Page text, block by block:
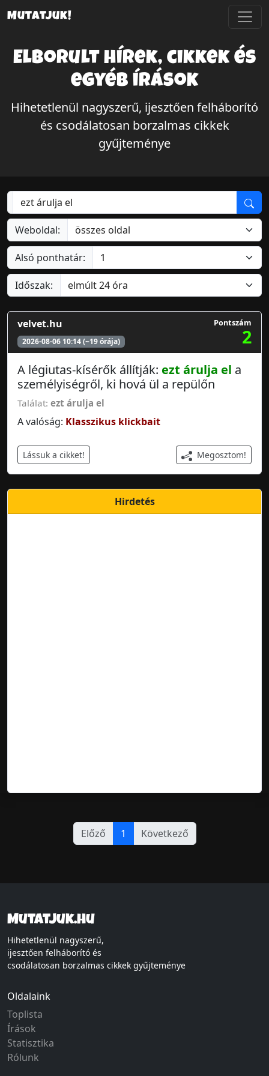
Mutatjuk!
Elborult hírek, cikkek és
egyéb írások
Hihetetlenül nagyszerű, ijesztően felháborító
és csodálatosan borzalmas cikkek
gyűjteménye
Weboldal:
Alsó ponthatár:
Időszak:
velvet.hu
2026-08-06 10:14 (~19 órája)
Pontszám
2
A légiutas-kísérők állítják: ezt árulja el a
személyiségről, ki hová ül a repülőn
Találat: ezt árulja el
A valóság: Klasszikus klickbait
Lássuk a cikket! Megosztom!
Hirdetés
Előző 1 Következő
Mutatjuk.hu
Hihetetlenül nagyszerű,
ijesztően felháborító és
csodálatosan borzalmas cikkek gyűjteménye
Oldalaink
Toplista
Írások
Statisztika
Rólunk